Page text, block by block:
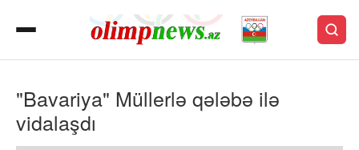
"Bavariya" Müllerlə qələbə ilə
vidalaşdı